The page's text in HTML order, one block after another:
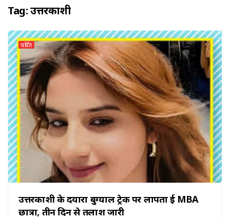
Tag:उत्तरकाशी
चर्चित
उत्तरकाशी के दयारा बुग्याल ट्रेक पर लापता हुई MBA
छात्रा, तीन दिन से तलाश जारी